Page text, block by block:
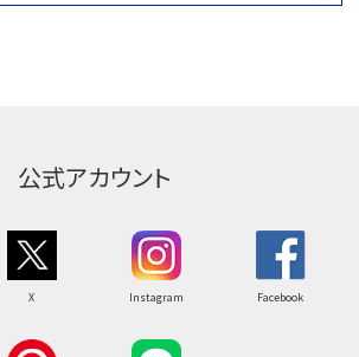
公式アカウント
X Instagram Facebook